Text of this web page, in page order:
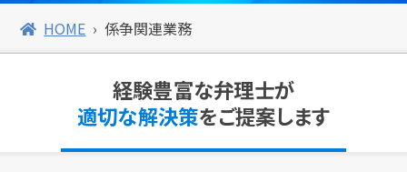
HOME 係争関連業務
経験豊富な弁理士が
適切な解決策をご提案します